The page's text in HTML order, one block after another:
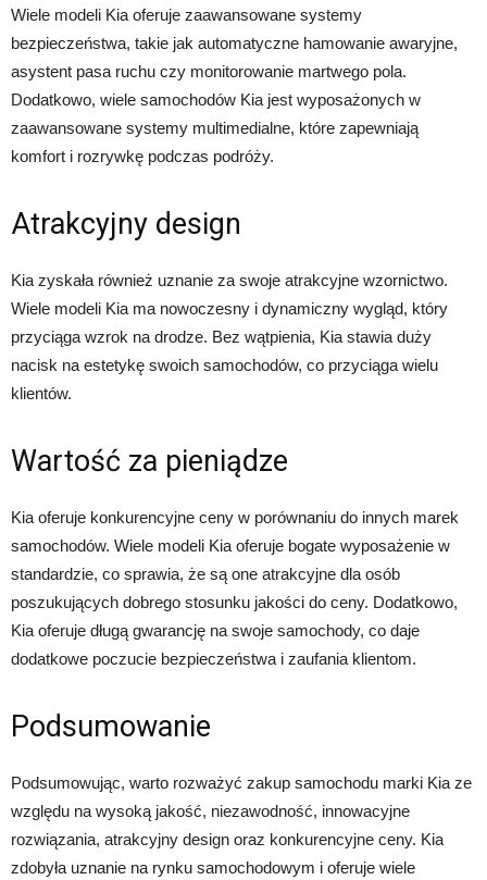
Wiele modeli Kia oferuje zaawansowane systemy
bezpieczeństwa, takie jak automatyczne hamowanie awaryjne,
asystent pasa ruchu czy monitorowanie martwego pola.
Dodatkowo, wiele samochodów Kia jest wyposażonych w
zaawansowane systemy multimedialne, które zapewniają
komfort i rozrywkę podczas podróży.
Atrakcyjny design
Kia zyskała również uznanie za swoje atrakcyjne wzornictwo.
Wiele modeli Kia ma nowoczesny i dynamiczny wygląd, który
przyciąga wzrok na drodze. Bez wątpienia, Kia stawia duży
nacisk na estetykę swoich samochodów, co przyciąga wielu
klientów.
Wartość za pieniądze
Kia oferuje konkurencyjne ceny w porównaniu do innych marek
samochodów. Wiele modeli Kia oferuje bogate wyposażenie w
standardzie, co sprawia, że są one atrakcyjne dla osób
poszukujących dobrego stosunku jakości do ceny. Dodatkowo,
Kia oferuje długą gwarancję na swoje samochody, co daje
dodatkowe poczucie bezpieczeństwa i zaufania klientom.
Podsumowanie
Podsumowując, warto rozważyć zakup samochodu marki Kia ze
względu na wysoką jakość, niezawodność, innowacyjne
rozwiązania, atrakcyjny design oraz konkurencyjne ceny. Kia
zdobyła uznanie na rynku samochodowym i oferuje wiele